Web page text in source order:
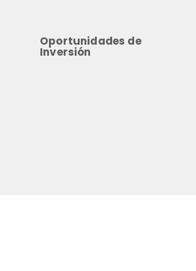
Oportunidades de
Inversión